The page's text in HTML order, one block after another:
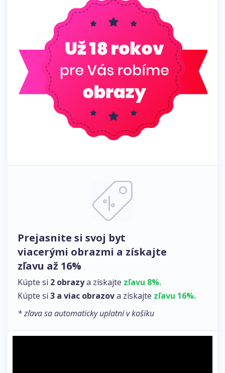
Prejasnite si svoj byt
viacerými obrazmi a získajte
zľavu až 16%
Kúpte si 2 obrazya získajte zľavu 8%.
Kúpte si 3 a viac obrazova získajte zľavu 16%.
* zľava sa automaticky uplatní v košíku